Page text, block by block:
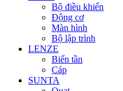
Bộ điều khiển
Động cơ
Màn hình
Bộ lập trình
LENZE
Biến tần
Cáp
SUNTA